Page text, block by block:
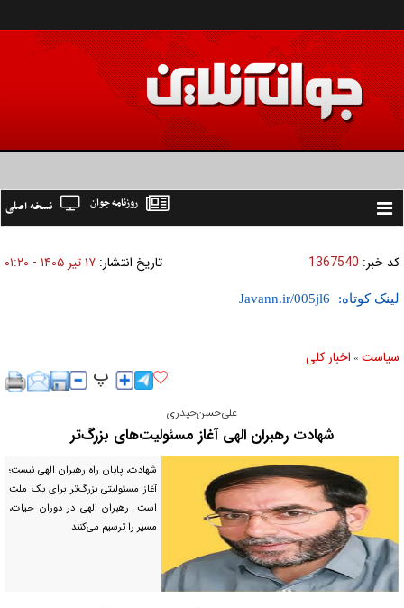
Toggle
نسخه اصلی روزنامه جوان
کد خبر: 1367540 تاریخ انتشار: ۱۷ تير ۱۴۰۵ - ۰۱:۲۰
لینک کوتاه:
سیاست » اخبار کلی
علی‌حسن‌حیدری
شهادت رهبران الهی آغاز مسئولیت‌های بزرگ‌تر
شهادت، پایان راه رهبران الهی نیست؛
آغاز مسئولیتی بزرگ‌تر برای یک ملت
است. رهبران الهی در دوران حیات،
مسیر را ترسیم می‌کنند